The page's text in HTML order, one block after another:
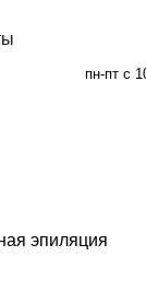
пн-пт с
эпиляция